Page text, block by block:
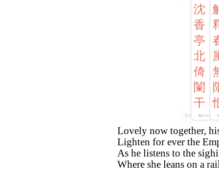
沈
香
亭
北
倚
闌
干
Lovely now together,
Lighten for ever the
As he listens to the
Where she leans on a